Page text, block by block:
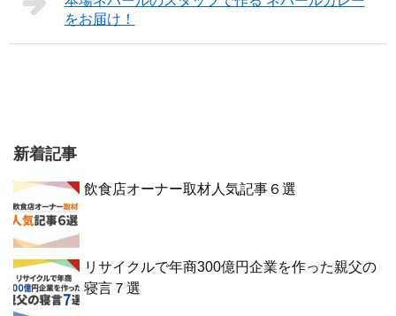
をお届け！
新着記事
飲食店オーナー取材人気記事６選
リサイクルで年商300億円企業を作った親父の
寝言７選